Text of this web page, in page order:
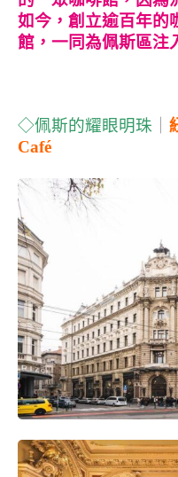
如今，創立逾百年的
館，一同為佩斯區
◇佩斯的耀眼明珠
Café